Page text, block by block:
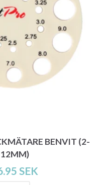
BENVIT (2-
12MM)
SEK